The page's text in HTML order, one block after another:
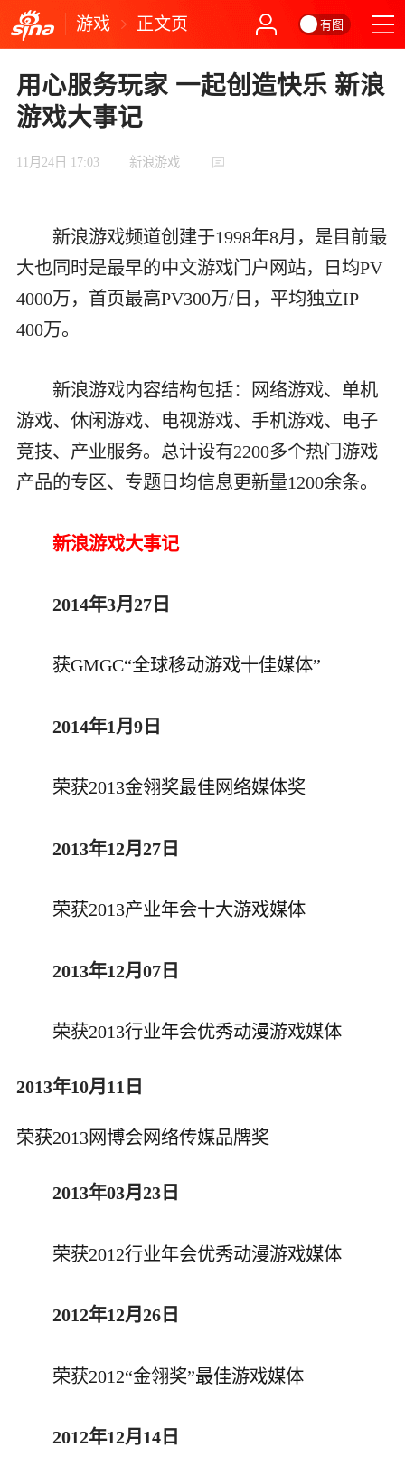
游戏 正文页 有图
用心服务玩家 一起创造快乐 新浪
游戏大事记
11月24日 17:03 新浪游戏
新浪游戏频道创建于1998年8月，是目前最
大也同时是最早的中文游戏门户网站，日均PV
4000万，首页最高PV300万/日，平均独立IP
400万。
新浪游戏内容结构包括：网络游戏、单机
游戏、休闲游戏、电视游戏、手机游戏、电子
竞技、产业服务。总计设有2200多个热门游戏
产品的专区、专题日均信息更新量1200余条。
新浪游戏大事记
2014年3月27日
获GMGC“全球移动游戏十佳媒体”
2014年1月9日
荣获2013金翎奖最佳网络媒体奖
2013年12月27日
荣获2013产业年会十大游戏媒体
2013年12月07日
荣获2013行业年会优秀动漫游戏媒体
2013年10月11日
荣获2013网博会网络传媒品牌奖
2013年03月23日
荣获2012行业年会优秀动漫游戏媒体
2012年12月26日
荣获2012“金翎奖”最佳游戏媒体
2012年12月14日